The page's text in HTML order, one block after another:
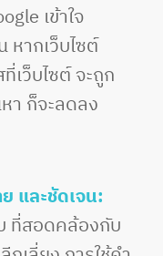
เข้าใจ
หากเว็บไซต์
เว็บไซต์ จะถูก
า ก็จะลดลง
และชัดเจน:
ที่สอดคล้องกับ